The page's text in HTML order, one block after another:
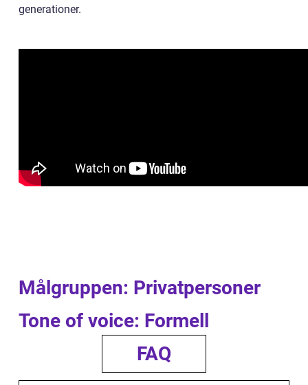
generationer.
Målgruppen: Privatpersoner
Tone of voice: Formell
FAQ